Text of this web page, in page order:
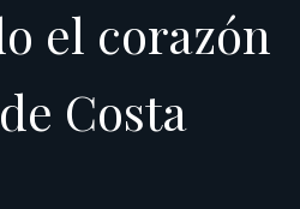
el corazón
Costa